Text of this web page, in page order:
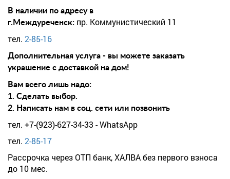
В наличии по адресу в
г.Междуреченск: пр. Коммунистический 11
тел. 2-85-16
Дополнительная услуга - вы можете заказать
украшение с доставкой на дом!
Вам всего лишь надо:
1. Сделать выбор.
2. Написать нам в соц. сети или позвонить
тел. +7-(923)-627-34-33 - WhatsApp
тел. 2-85-17
Рассрочка через ОТП банк, ХАЛВА без первого взноса
до 10 мес.